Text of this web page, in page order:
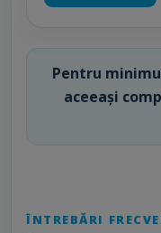
Pentru
aceeași
ÎNTREBĂRI